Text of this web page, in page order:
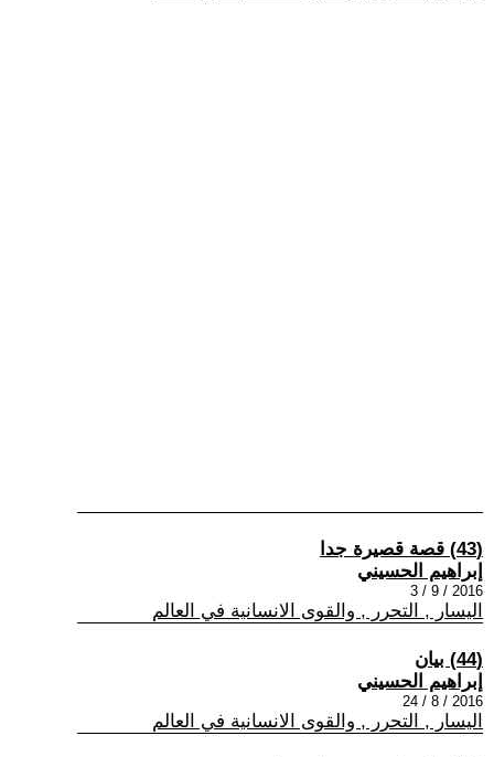
(43) قصة قصيرة جدا
إبراهيم الحسيني
2016 / 9 / 3
اليسار , التحرر , والقوى الانسانية في العالم
(44) بيان
إبراهيم الحسيني
2016 / 8 / 24
اليسار , التحرر , والقوى الانسانية في العالم